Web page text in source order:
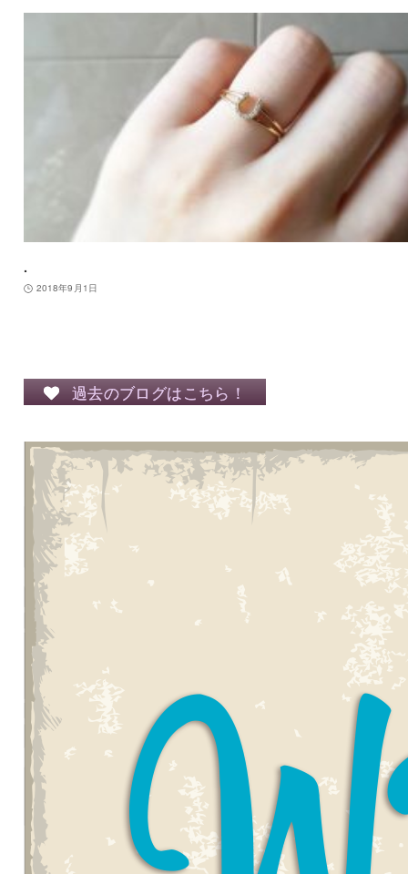
.
2018年9月1日
過去のブログはこちら！